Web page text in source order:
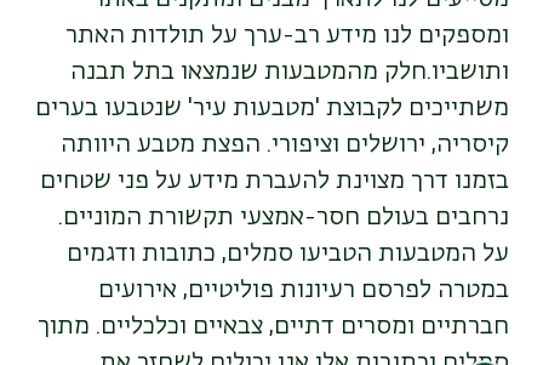
ומספקים לנו מידע רב-ערך על תולדות האתר
ותושביו.חלק מהמטבעות שנמצאו בתל תבנה
משתייכים לקבוצת 'מטבעות עיר' שנטבעו בערים
קיסריה, ירושלים וציפורי. הפצת מטבע היוותה
בזמנו דרך מצוינת להעברת מידע על פני שטחים
נרחבים בעולם חסר-אמצעי תקשורת המוניים.
על המטבעות הטביעו סמלים, כתובות ודגמים
במטרה לפרסם רעיונות פוליטיים, אירועים
חברתיים ומסרים דתיים, צבאיים וכלכליים. מתוך